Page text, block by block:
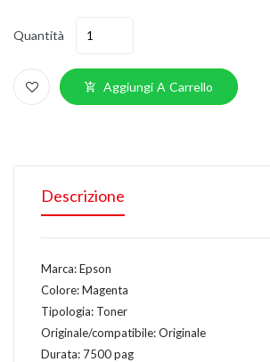
Quantità
Aggiungi A Carrello
Descrizione
Marca: Epson
Colore: Magenta
Tipologia: Toner
Originale/compatibile: Originale
Durata: 7500 pag